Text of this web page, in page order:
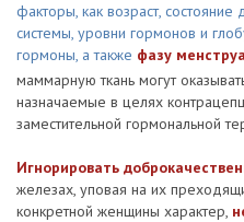
факторы, как возраст,
системы, уровни гормонов и
гормоны, а также фазу
маммарную ткань могут
назначаемые в целях
заместительной гормональной
Игнорировать
железах, уповая на их
конкретной женщины характер,